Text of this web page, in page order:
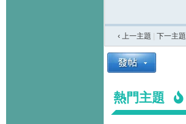
‹ 上一主題 下一主題
熱門主題